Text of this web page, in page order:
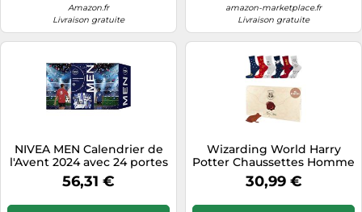
douche,soins de la barbe,
etc.
Amazon.fr
Livraison gratuite
amazon-marketplace.fr
Livraison gratuite
NIVEA MEN Calendrier de
l'Avent 2024 avec 24 portes
pleines de surprises
dorlotées, calendrier de
56,31 €
Wizarding World Harry
Potter Chaussettes Homme
& Femme - Cadeau Drôle
35-45
30,99 €